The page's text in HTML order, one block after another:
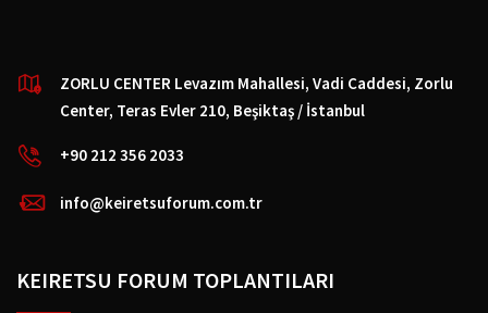
ZORLU CENTER Levazım Mahallesi, Vadi Caddesi, Zorlu
Center, Teras Evler 210, Beşiktaş / İstanbul
+90 212 356 2033
info@keiretsuforum.com.tr
KEIRETSU FORUM TOPLANTILARI